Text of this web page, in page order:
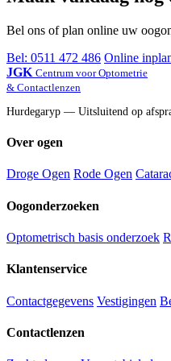
Bel ons of plan online uw
Bel: 0511 472 486 Online
JGK Centrum voor Optometrie
& Contactlenzen
Hurdegaryp — Uitsluitend op
Over ogen
Droge Ogen Rode Ogen
Oogonderzoeken
Optometrisch basis onderzoek
Klantenservice
Contactgegevens Vestigingen
Contactlenzen